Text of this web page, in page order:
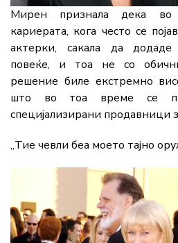
Мирен признала дека
кариерата, кога често се
актерки, сакала да додаде
повеќе, и тоа не со
решение биле екстремно
што во тоа време се
специјализирани продавници
„Тие чевли беа моето тајно